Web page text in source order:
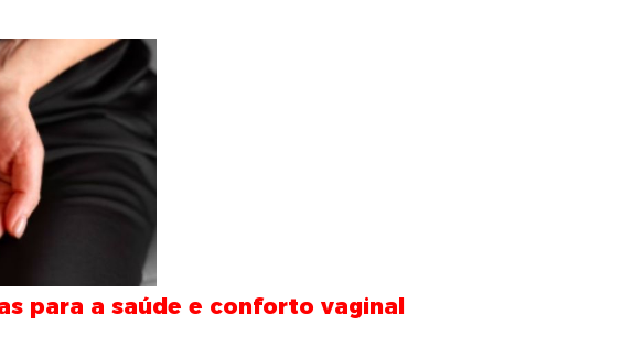
para a saúde e conforto vaginal